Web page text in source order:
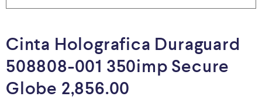
Cinta Holografica Duraguard
508808-001 350imp Secure
Globe 2,856.00